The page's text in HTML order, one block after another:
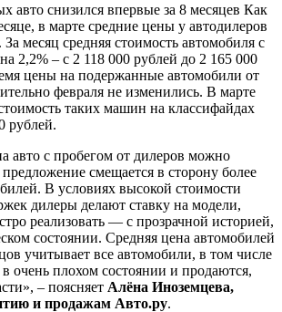
авто снизился впервые за 8 месяцев Как
в марте средние цены у автодилеров
месяц средняя стоимость автомобиля с
2,2% – с 2 118 000 рублей до 2 165 000
цены на подержанные автомобили от
февраля не изменились. В марте
таких машин на классифайдах
рублей.
авто с пробегом от дилеров можно
смещается в сторону более
В условиях высокой стоимости
дилеры делают ставку на модели,
реализовать — с прозрачной историей,
состоянии. Средняя цена автомобилей
учитывает все автомобили, в том числе
в очень плохом состоянии и продаются,
– поясняет Алёна Иноземцева,
и продажам Авто.ру.